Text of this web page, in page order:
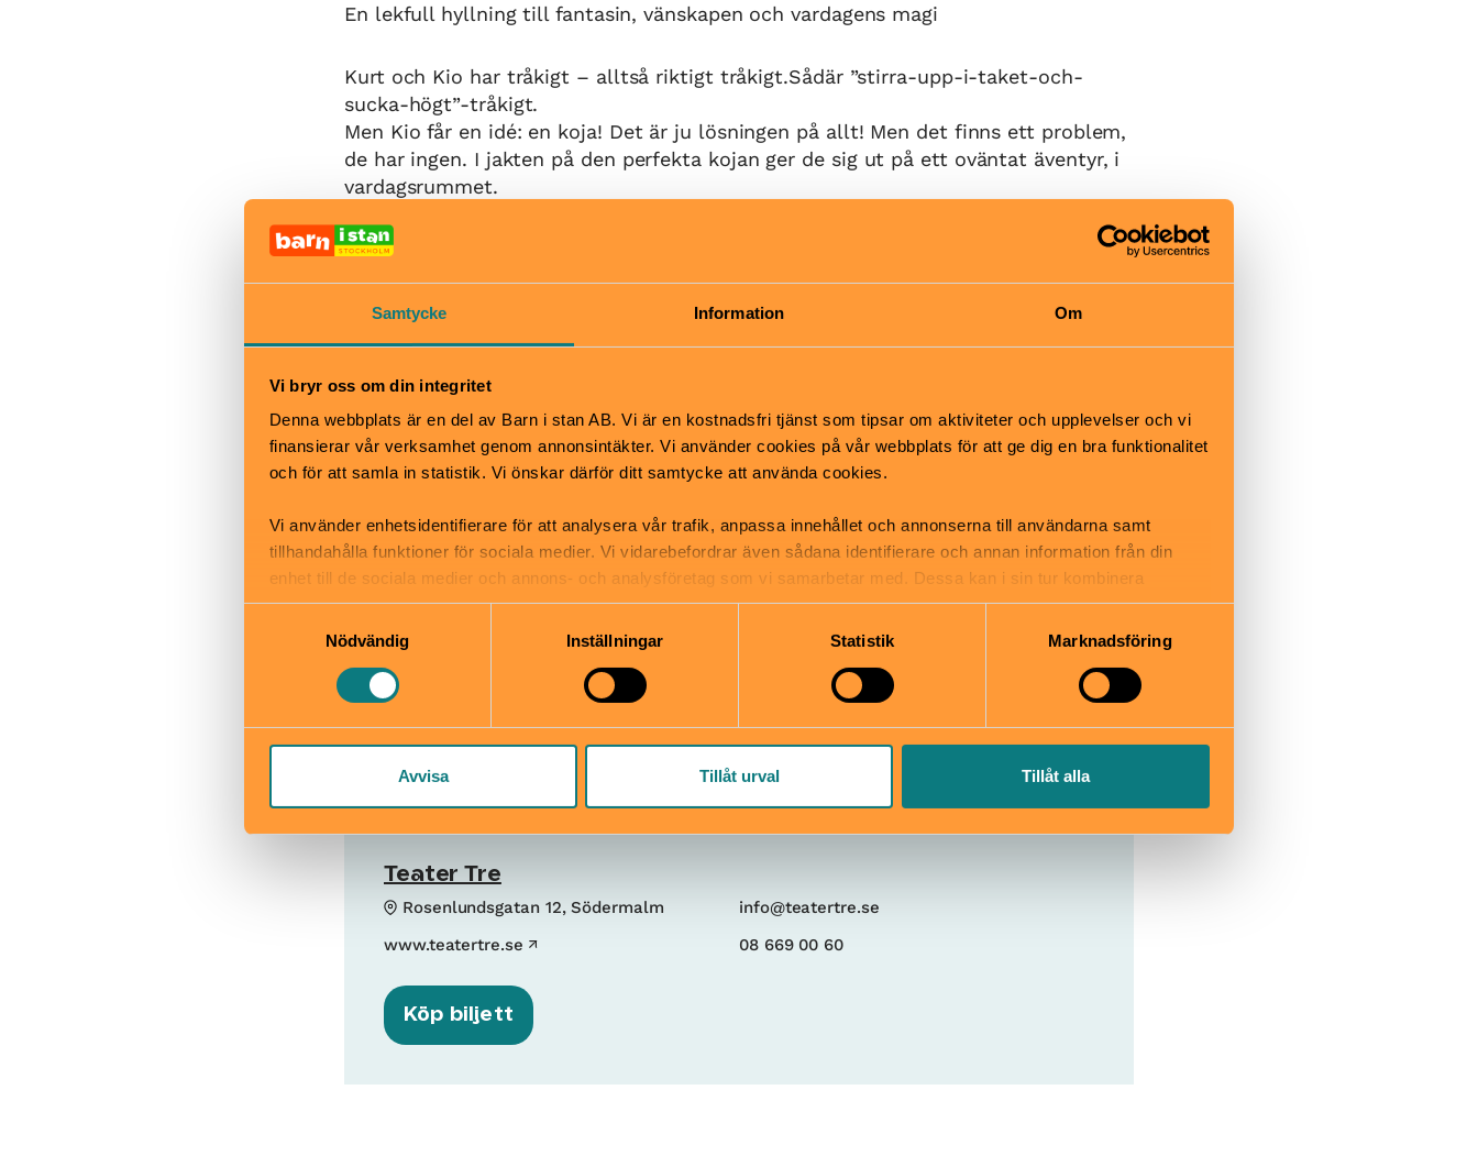
Samtycke Information Om
Vi bryr oss om din integritet
Denna webbplats är en del av Barn i stan AB. Vi är en kostnadsfri tjänst som tipsar om aktiviteter och upplevelser och vi
finansierar vår verksamhet genom annonsintäkter. Vi använder cookies på vår webbplats för att ge dig en bra funktionalitet
och för att samla in statistik. Vi önskar därför ditt samtycke att använda cookies.
Vi använder enhetsidentifierare för att analysera vår trafik, anpassa innehållet och annonserna till användarna samt
tillhandahålla funktioner för sociala medier. Vi vidarebefordrar även sådana identifierare och annan information från din
enhet till de sociala medier och annons- och analysföretag som vi samarbetar med. Dessa kan i sin tur kombinera
informationen med annan information som du har tillhandahållit eller som de har samlat in när du har använt deras tjänster.
Nödvändig
Inställningar Statistik Marknadsföring
Avvisa Tillåt urval Tillåt alla
En lekfull hyllning till fantasin, vänskapen och vardagens magi
Kurt och Kio har tråkigt – alltså riktigt tråkigt.Sådär ”stirra-upp-i-taket-och-
sucka-högt”-tråkigt.
Men Kio får en idé: en koja! Det är ju lösningen på allt! Men det finns ett problem,
de har ingen. I jakten på den perfekta kojan ger de sig ut på ett oväntat äventyr, i
vardagsrummet.
Kurt och Kio är en föreställning om vänskap, lek och att aldrig underskatta
Med en dos finurlighet och massor av envishet bygger de sin egen magiska värld,
När
Biljettkassan öppnar 30 min innan
föreställningen.
Pris
Vuxna 160kr, Pensionär 130kr, Barn
160kr
Okej med matsäck
Hiss och ramper
Skötbord
Teater Tre ligger på Rosenlundsgatan
12, precis runt hörnet från Hornsgatan.
Knutssonsgatan. Närmsta busshållplats
är Rosenlundsgatan. Närmsta
pendeltågsstation är Södra Station,
uppgång Rosenlundsgatan.
Teater Tre
Rosenlundsgatan 12, Södermalm
www.teatertre.se
info@teatertre.se
08 669 00 60
Köp biljett